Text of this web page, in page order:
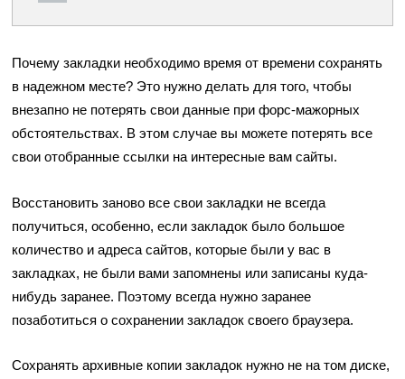
Почему закладки необходимо время от времени сохранять
в надежном месте? Это нужно делать для того, чтобы
внезапно не потерять свои данные при форс-мажорных
обстоятельствах. В этом случае вы можете потерять все
свои отобранные ссылки на интересные вам сайты.
Восстановить заново все свои закладки не всегда
получиться, особенно, если закладок было большое
количество и адреса сайтов, которые были у вас в
закладках, не были вами запомнены или записаны куда-
нибудь заранее. Поэтому всегда нужно заранее
позаботиться о сохранении закладок своего браузера.
Сохранять архивные копии закладок нужно не на том диске,